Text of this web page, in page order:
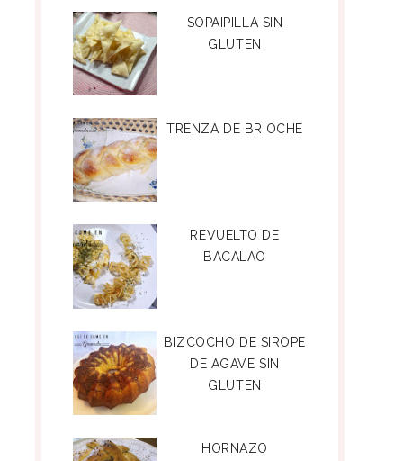
SOPAIPILLA SIN
GLUTEN
TRENZA DE BRIOCHE
REVUELTO DE
BACALAO
BIZCOCHO DE SIROPE
DE AGAVE SIN
GLUTEN
HORNAZO